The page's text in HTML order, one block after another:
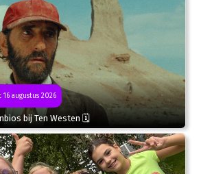
augustus 2026
bij Ten Westen 🗓